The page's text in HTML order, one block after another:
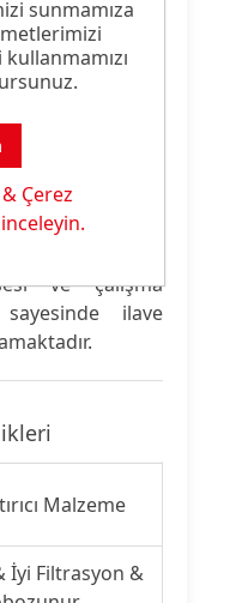
432 E uzun
bakteriler
Bunun
patları,
ve
yok
sağlar.
ve çalışma
ilave
Malzeme
İyi Filtrasyon &
sunmamıza
Çerez
inceleyin.